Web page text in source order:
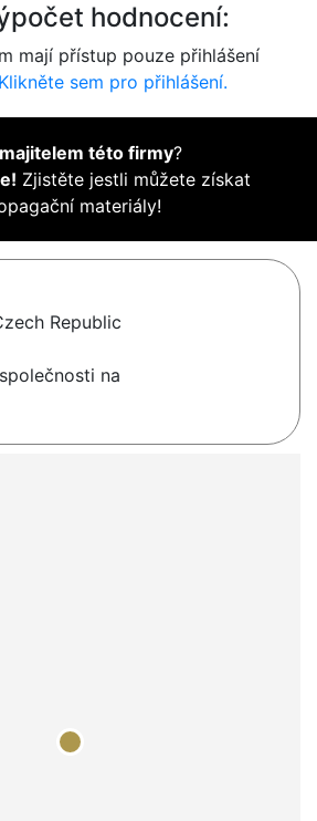
hodnocení:
mají přístup pouze přihlášení
Klikněte sem pro přihlášení.
této firmy?
Zjistěte jestli můžete získat
materiály!
Republic
na